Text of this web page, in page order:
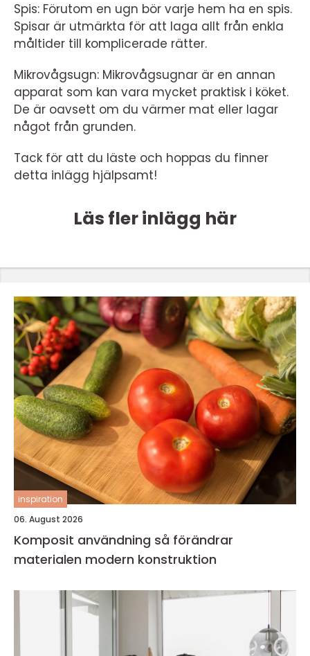
Spis: Förutom en ugn bör varje hem ha en spis.
Spisar är utmärkta för att laga allt från enkla
måltider till komplicerade rätter.
Mikrovågsugn: Mikrovågsugnar är en annan
apparat som kan vara mycket praktisk i köket.
De är oavsett om du värmer mat eller lagar
något från grunden.
Tack för att du läste och hoppas du finner
detta inlägg hjälpsamt!
Läs fler inlägg här
inspiration
06. August 2026
Komposit användning så förändrar
materialen modern konstruktion